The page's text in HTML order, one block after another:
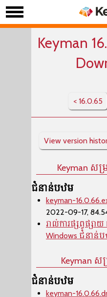
Keyman
< 16.0.65
View version
Keyman សម្
ជំនាន់បឋម
keyman-
2022-09-17,
រាល់ការផ្សព្វផ្សា
Windows ជំនាន់
Keyman ស
ជំនាន់បឋម
keyman-